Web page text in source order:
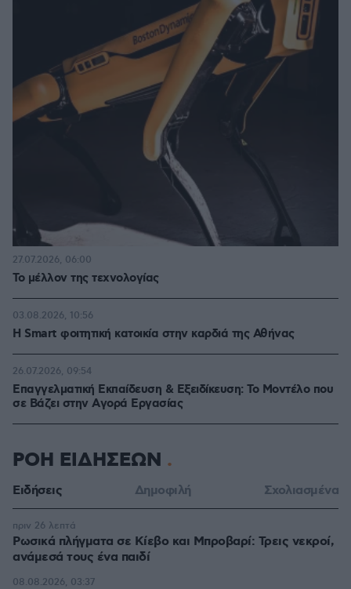
Το μέλλον της τεχνολογίας
27.07.2026, 06:00
Η Smart φοιτητική κατοικία στην καρδιά της Αθήνας
03.08.2026, 10:56
Επαγγελματική Εκπαίδευση & Εξειδίκευση: Το Mοντέλο που
σε Bάζει στην Aγορά Eργασίας
26.07.2026, 09:54
ΡΟΗ ΕΙΔΗΣΕΩΝ
Ειδήσεις Δημοφιλή Σχολιασμένα
Ρωσικά πλήγματα σε Κίεβο και Μπροβαρί: Τρεις νεκροί,
ανάμεσά τους ένα παιδί
πριν 26 λεπτά
08.08.2026, 03:37